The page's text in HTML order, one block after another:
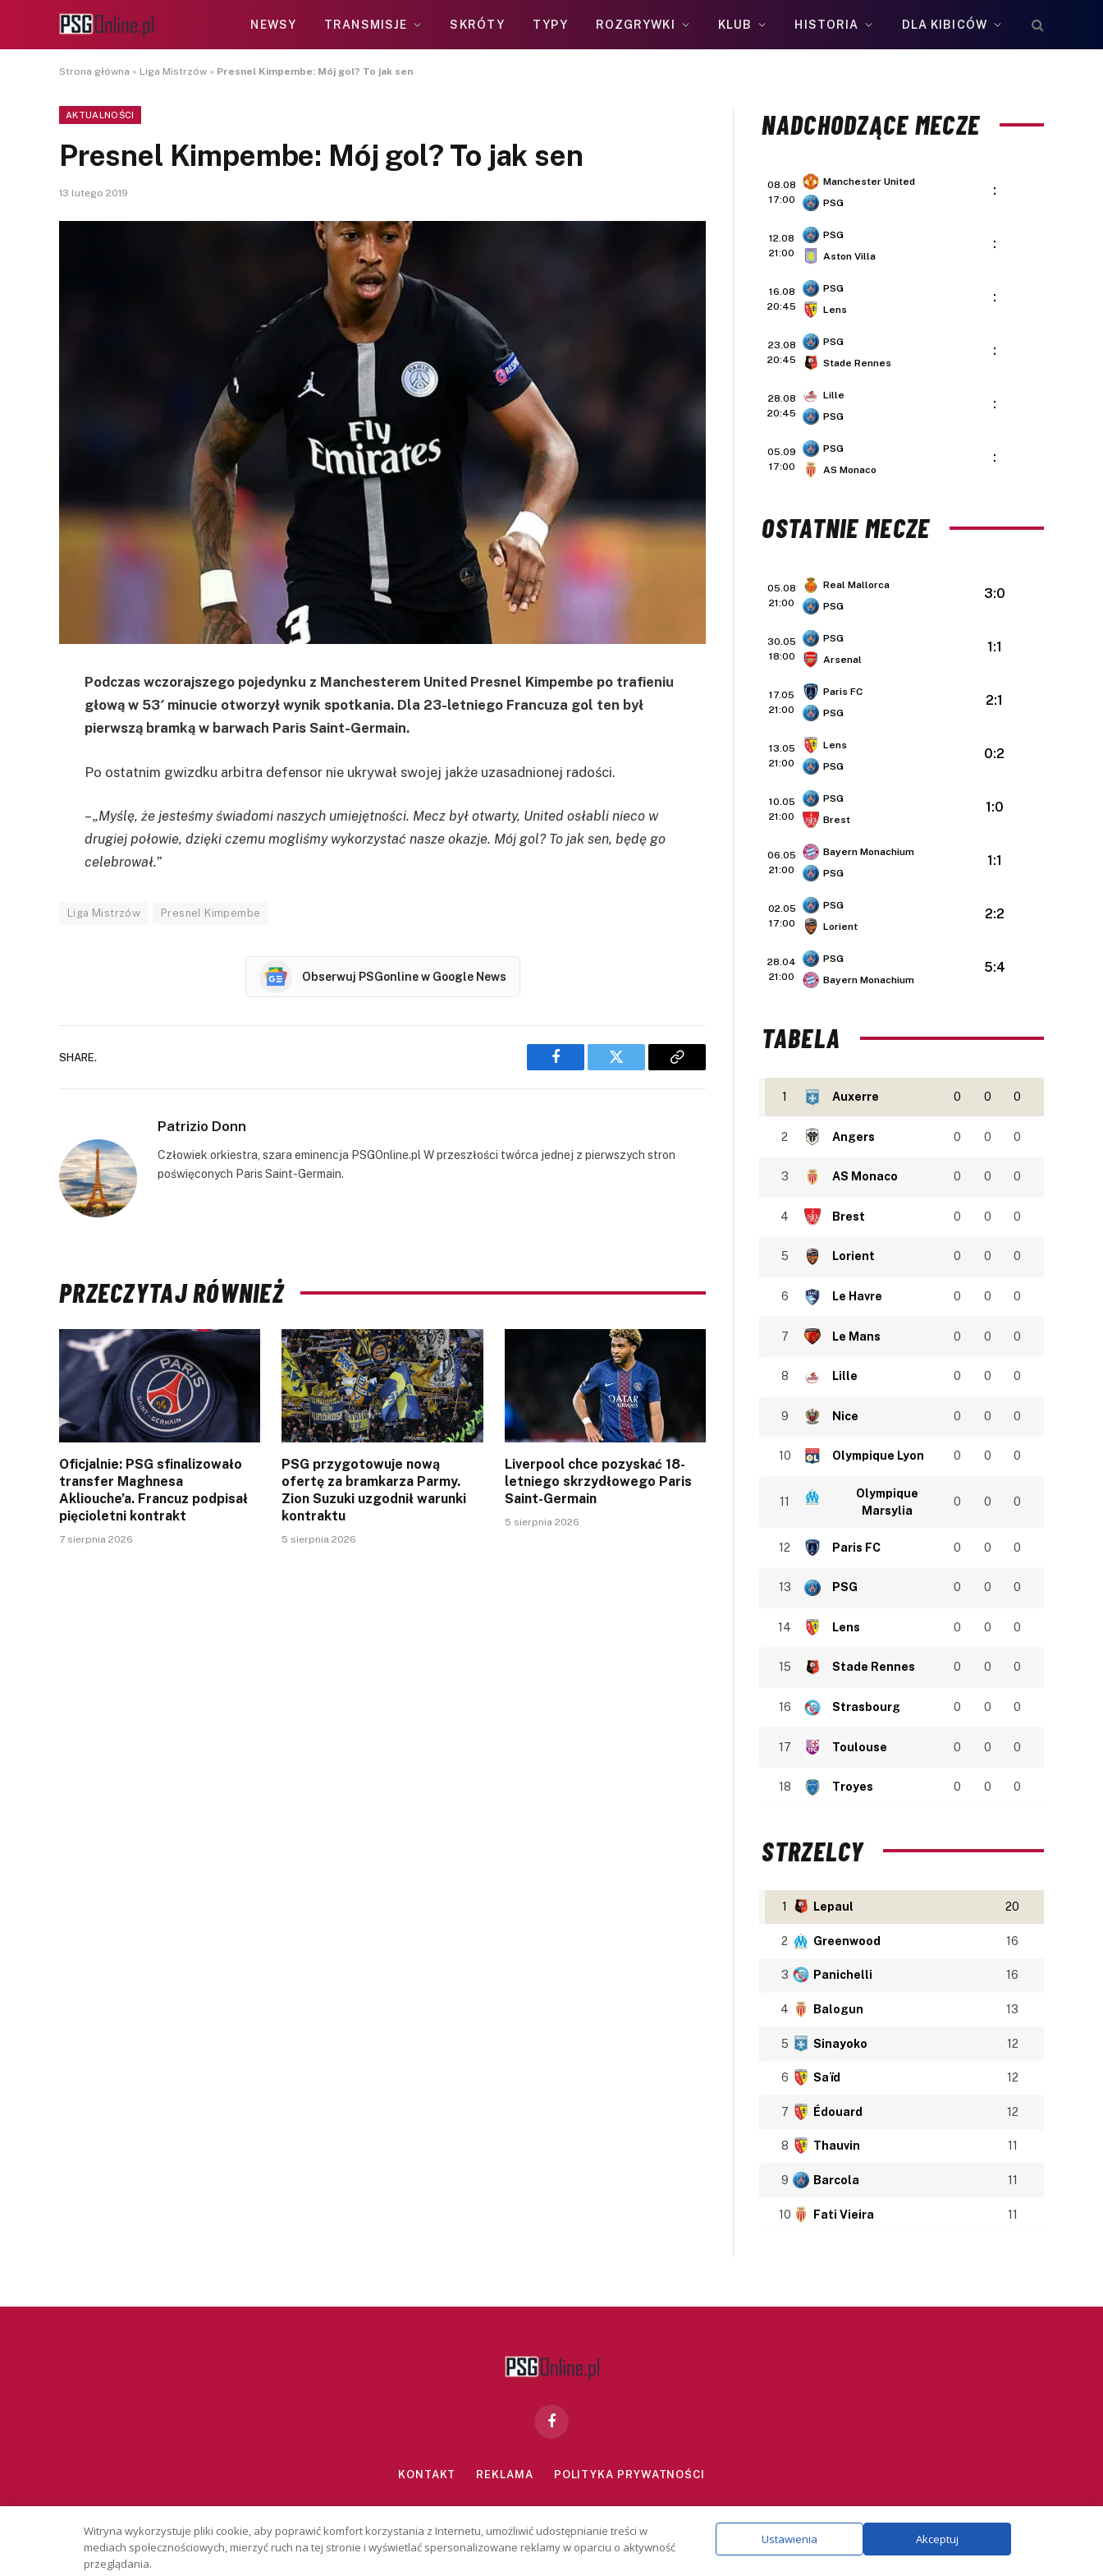
NEWSY TRANSMISJE SKRÓTY TYPY ROZGRYWKI KLUB HISTORIA DLA KIBICÓW
Strona główna » Liga Mistrzów » Presnel Kimpembe: Mój gol? To jak sen
AKTUALNOŚCI
Presnel Kimpembe: Mój gol? To jak sen
13 lutego 2019
Podczas wczorajszego pojedynku z Manchesterem United Presnel Kimpembe po trafieniu
głową w 53′ minucie otworzył wynik spotkania. Dla 23-letniego Francuza gol ten był
pierwszą bramką w barwach Paris Saint-Germain.
Po ostatnim gwizdku arbitra defensor nie ukrywał swojej jakże uzasadnionej radości.
– „Myślę, że jesteśmy świadomi naszych umiejętności. Mecz był otwarty, United osłabli nieco w
drugiej połowie, dzięki czemu mogliśmy wykorzystać nasze okazje. Mój gol? To jak sen, będę go
celebrował.”
Liga Mistrzów Presnel Kimpembe
Obserwuj PSGonline w Google News
SHARE.
Facebook Twitter
Copy
Patrizio Donn
Człowiek orkiestra, szara eminencja PSGOnline.pl W przeszłości twórca jednej z pierwszych stron
poświęconych Paris Saint-Germain.
PRZECZYTAJ RÓWNIEŻ
Oficjalnie: PSG sfinalizowało
transfer Maghnesa
Akliouche’a. Francuz podpisał
pięcioletni kontrakt
7 sierpnia 2026
PSG przygotowuje nową
ofertę za bramkarza Parmy.
Zion Suzuki uzgodnił warunki
kontraktu
5 sierpnia 2026
Liverpool chce pozyskać 18-
letniego skrzydłowego Paris
Saint-Germain
5 sierpnia 2026
NADCHODZĄCE MECZE
08.08
17:00
Manchester United
PSG
:
12.08
21:00
PSG
Aston Villa
:
16.08
20:45
PSG
Lens
:
23.08
20:45
PSG
Stade Rennes
:
28.08
20:45
Lille
PSG
:
05.09
17:00
PSG
AS Monaco
:
OSTATNIE MECZE
05.08
21:00
Real Mallorca
PSG
3:0
30.05
18:00
PSG
Arsenal
1:1
17.05
21:00
Paris FC
PSG
2:1
13.05
21:00
Lens
PSG
0:2
10.05
21:00
PSG
Brest
1:0
06.05
21:00
Bayern Monachium
PSG
1:1
02.05
17:00
PSG
Lorient
2:2
28.04
21:00
PSG
Bayern Monachium
5:4
TABELA
1 Auxerre 0 0 0
2 Angers 0 0 0
3 AS Monaco 0 0 0
4 Brest 0 0 0
5 Lorient 0 0 0
6 Le Havre 0 0 0
7 Le Mans 0 0 0
8 Lille 0 0 0
9 Nice 0 0 0
10 Olympique Lyon 0 0 0
11
Olympique
Marsylia
0 0 0
12 Paris FC 0 0 0
13 PSG 0 0 0
14 Lens 0 0 0
15 Stade Rennes 0 0 0
16 Strasbourg 0 0 0
17 Toulouse 0 0 0
18 Troyes 0 0 0
STRZELCY
1 Lepaul 20
2 Greenwood 16
3 Panichelli 16
4 Balogun 13
5 Sinayoko 12
6 Saïd 12
7 Édouard 12
8 Thauvin 11
9 Barcola 11
10 Fati Vieira 11
Facebook
KONTAKT REKLAMA POLITYKA PRYWATNOŚCI
Copyright © 2026 PSGonline.pl
Witryna wykorzystuje pliki cookie, aby poprawić komfort korzystania z Internetu, umożliwić udostępnianie treści w
mediach społecznościowych, mierzyć ruch na tej stronie i wyświetlać spersonalizowane reklamy w oparciu o aktywność
przeglądania.
Ustawienia Akceptuj